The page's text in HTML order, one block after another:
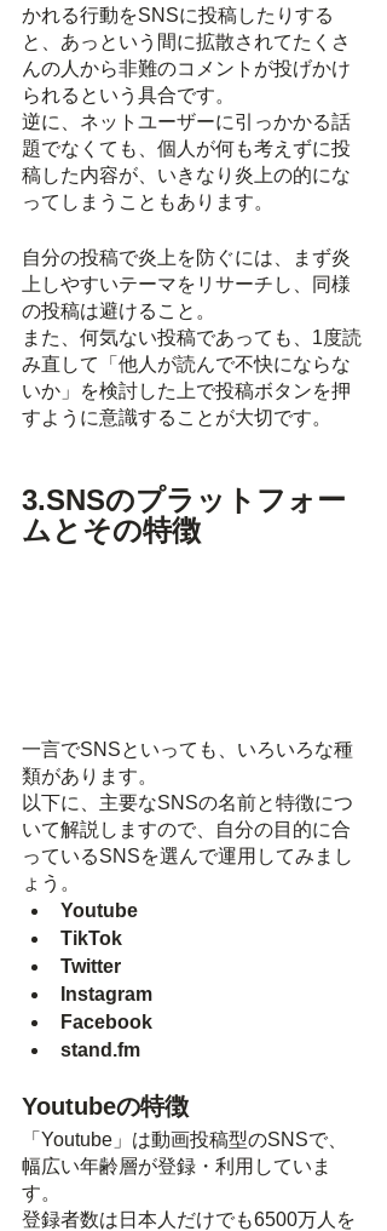
かれる行動をSNSに投稿したりする
と、あっという間に拡散されてたくさ
んの人から非難のコメントが投げかけ
られるという具合です。
逆に、ネットユーザーに引っかかる話
題でなくても、個人が何も考えずに投
稿した内容が、いきなり炎上の的にな
ってしまうこともあります。
自分の投稿で炎上を防ぐには、まず炎
上しやすいテーマをリサーチし、同様
の投稿は避けること。
また、何気ない投稿であっても、1度読
み直して「他人が読んで不快にならな
いか」を検討した上で投稿ボタンを押
すように意識することが大切です。
3.SNSのプラットフォー
ムとその特徴
一言でSNSといっても、いろいろな種
類があります。
以下に、主要なSNSの名前と特徴につ
いて解説しますので、自分の目的に合
っているSNSを選んで運用してみまし
ょう。
Youtube
TikTok
Twitter
Instagram
Facebook
stand.fm
Youtubeの特徴
「Youtube」は動画投稿型のSNSで、
幅広い年齢層が登録・利用していま
す。
登録者数は日本人だけでも6500万人を